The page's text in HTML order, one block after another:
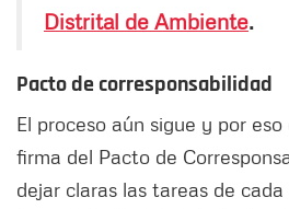
Distrital de Ambiente.
Pacto de corresponsabilidad
El proceso aún sigue y por
firma del Pacto de
dejar claras las tareas de